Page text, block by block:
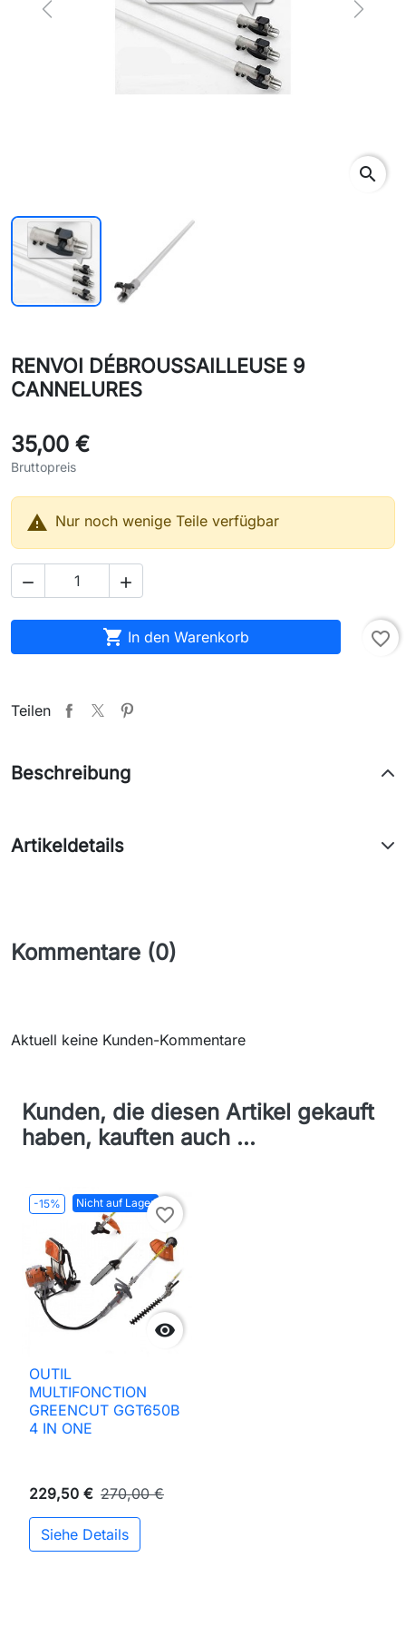
Previous Next
search
RENVOI DÉBROUSSAILLEUSE 9
CANNELURES
35,00 €
Bruttopreis
 Nur noch wenige Teile verfügbar
 
 In den Warenkorb favorite_border
Teilen
Beschreibung
Artikeldetails
Kommentare (0)
Aktuell keine Kunden-Kommentare
Kunden, die diesen Artikel gekauft
haben, kauften auch ...
-15% Nicht auf Lager

favorite_border
OUTIL
MULTIFONCTION
GREENCUT GGT650B
4 IN ONE
229,50 € 270,00 €
Siehe Details